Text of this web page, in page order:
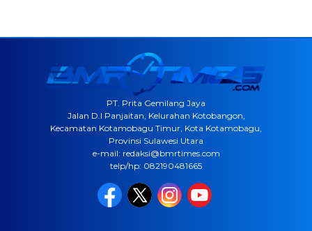
PT. Prita Gemilang Jaya
Jalan D.I Panjaitan, Kelurahan Kotobangon,
Kecamatan Kotamobagu Timur, Kota Kotamobagu,
Provinsi Sulawesi Utara
e-mail: redaksi@bmrtimes.com
telp/hp: 082190481665